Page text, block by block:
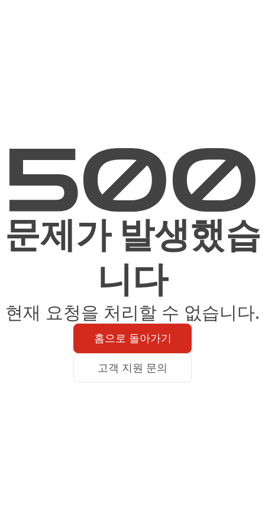
문제가 발생했습
니다
현재 요청을 처리할 수 없습니다.
홈으로 돌아가기
고객 지원 문의